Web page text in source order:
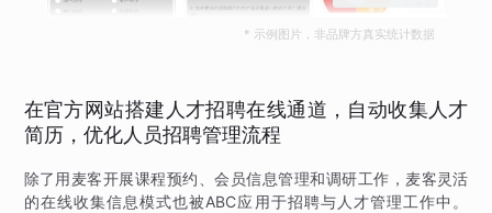
* 示例图片，非品牌方真实统计数据
在官方网站搭建人才招聘在线通道，自动收集人才
简历，优化人员招聘管理流程
除了用麦客开展课程预约、会员信息管理和调研工作，麦客灵活
的在线收集信息模式也被ABC应用于招聘与人才管理工作中。